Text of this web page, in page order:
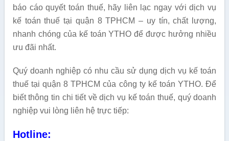
báo cáo quyết toán thuế, hãy liên lạc ngay với dịch vụ
kế toán thuế tại quận 8 TPHCM – uy tín, chất lượng,
nhanh chóng của kế toán YTHO để được hưởng nhiều
ưu đãi nhất.
Quý doanh nghiệp có nhu cầu sử dụng dịch vụ kế toán
thuế tại quận 8 TPHCM của công ty kế toán YTHO. Để
biết thông tin chi tiết về dịch vụ kế toán thuế, quý doanh
nghiệp vui lòng liên hệ trực tiếp:
Hotline: